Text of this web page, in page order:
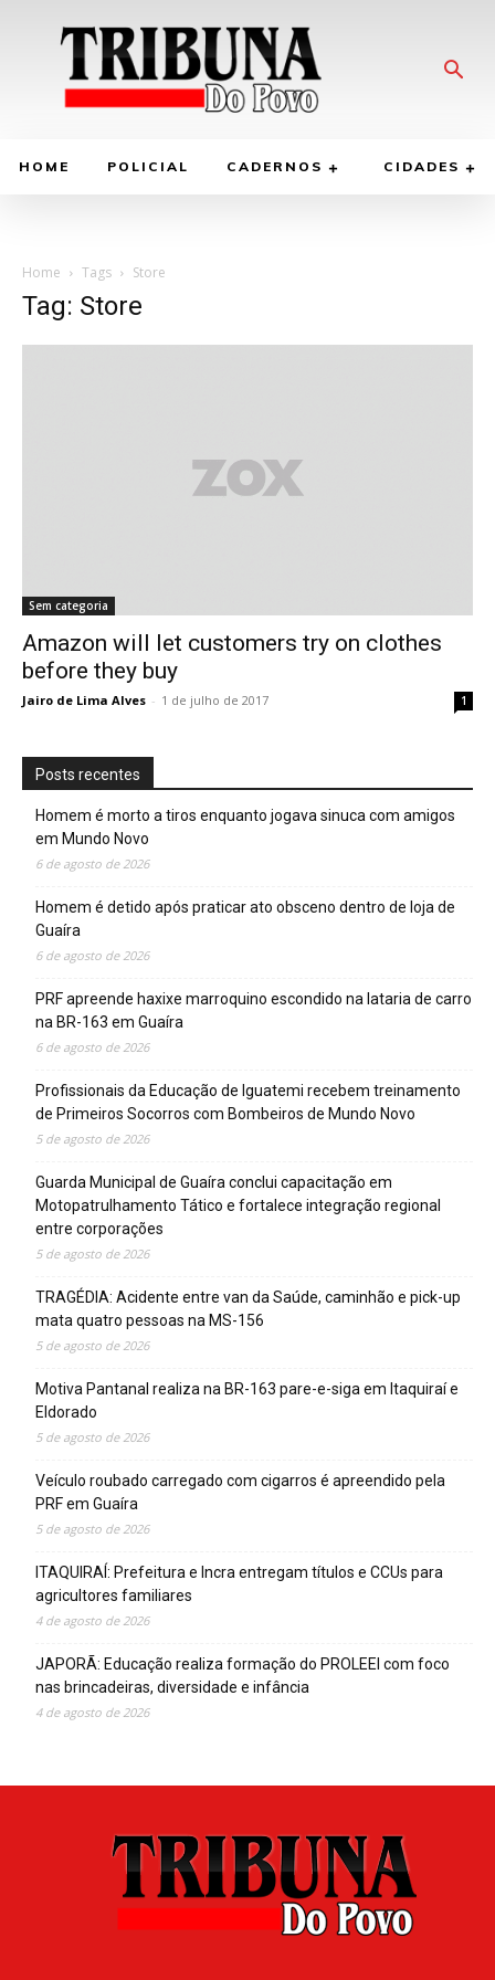
HOME POLICIAL CADERNOS CIDADES
Home Tags Store
Tag: Store
Sem categoria
Amazon will let customers try on clothes
before they buy
Jairo de Lima Alves - 1 de julho de 2017 1
Posts recentes
Homem é morto a tiros enquanto jogava sinuca com amigos
em Mundo Novo
6 de agosto de 2026
Homem é detido após praticar ato obsceno dentro de loja de
Guaíra
6 de agosto de 2026
PRF apreende haxixe marroquino escondido na lataria de carro
na BR-163 em Guaíra
6 de agosto de 2026
Profissionais da Educação de Iguatemi recebem treinamento
de Primeiros Socorros com Bombeiros de Mundo Novo
5 de agosto de 2026
Guarda Municipal de Guaíra conclui capacitação em
Motopatrulhamento Tático e fortalece integração regional
entre corporações
5 de agosto de 2026
TRAGÉDIA: Acidente entre van da Saúde, caminhão e pick-up
mata quatro pessoas na MS-156
5 de agosto de 2026
Motiva Pantanal realiza na BR-163 pare-e-siga em Itaquiraí e
Eldorado
5 de agosto de 2026
Veículo roubado carregado com cigarros é apreendido pela
PRF em Guaíra
5 de agosto de 2026
ITAQUIRAÍ: Prefeitura e Incra entregam títulos e CCUs para
agricultores familiares
4 de agosto de 2026
JAPORÃ: Educação realiza formação do PROLEEI com foco
nas brincadeiras, diversidade e infância
4 de agosto de 2026